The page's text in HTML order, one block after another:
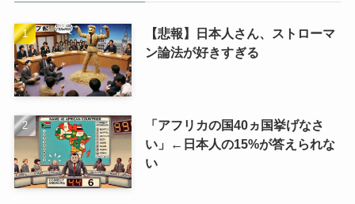
【悲報】日本人さん、ストローマ
ン論法が好きすぎる
「アフリカの国40ヵ国挙げなさ
い」←日本人の15%が答えられな
い